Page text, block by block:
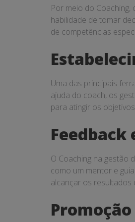
Por meio do
habilidade de tomar
de competências
Uma das principais
ajuda do coach, os
para atingir os
O Coaching na gestão
como um mentor e
alcançar os resultados